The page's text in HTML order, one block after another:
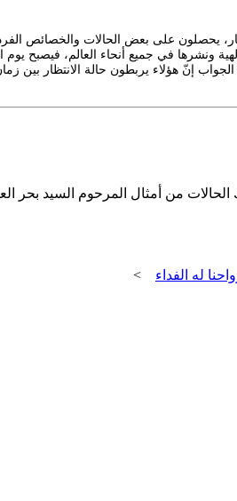
يحصلون على بعض الحالات والخصائص
ونشرها في جميع أنحاء العالم، فيصبح يوم
الجواب إنّ هؤلاء يربطون حالة الانتظار بين
الحالات من أمثال المرحوم السيد بحر
له الفداء >